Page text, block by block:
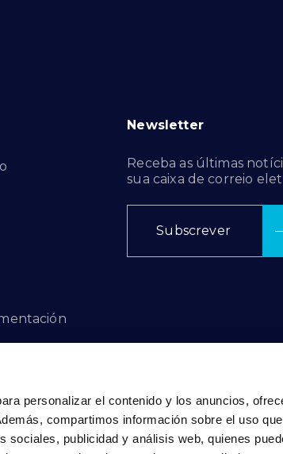
personalizar el contenido y los anuncios,
compartimos información sobre el uso
sociales, publicidad y análisis web, quienes
Newsletter
Receba as últimas
sua caixa de correio
Subscrever